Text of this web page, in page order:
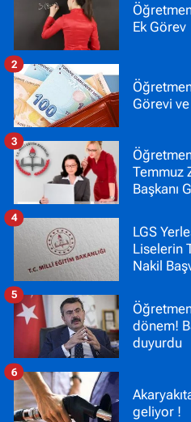
Ek Görev
Görevi
2
Temmuz
Başkanı
3
LGS
Liselerin
Nakil
4
dönem!
duyurdu
5
geliyor !
6